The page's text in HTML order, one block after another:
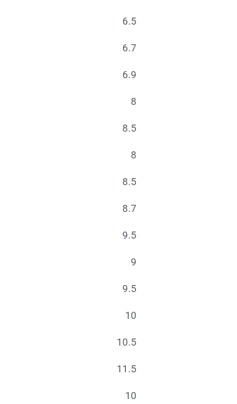
6.5
6.7
6.9
8
8.5
8
8.5
8.7
9.5
9
9.5
10
10.5
11.5
10